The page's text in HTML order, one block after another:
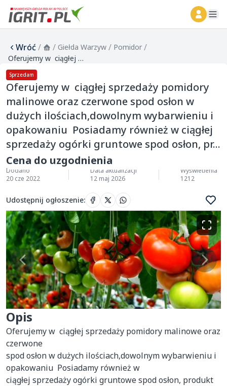
Wróć/ / Giełda Warzyw / Pomidor /
Oferujemy w ciągłej sprzedaży pomidory malinowe oraz czerwone spod osłon w dużych ilościach,dowolnym wybarwieniu i opakowaniu Posiadamy również w ciągłej sprzedaży ogórki gruntowe spod osłon, pr...
Sprzedam
Oferujemy w ciągłej sprzedaży pomidory
malinowe oraz czerwone spod osłon w
dużych ilościach,dowolnym wybarwieniu i
opakowaniu Posiadamy również w ciągłej
sprzedaży ogórki gruntowe spod osłon, pr...
Cena do uzgodnienia
Dodano
20 cze 2022
Data aktualizacji
12 maj 2026
Wyświetlenia
1212
Udostępnij ogłoszenie:
Opis
Oferujemy w  ciągłej sprzedaży pomidory malinowe oraz
czerwone
spod osłon w dużych ilościach,dowolnym wybarwieniu i
opakowaniu  Posiadamy również w
ciągłej sprzedaży ogórki gruntowe spod osłon, produkt